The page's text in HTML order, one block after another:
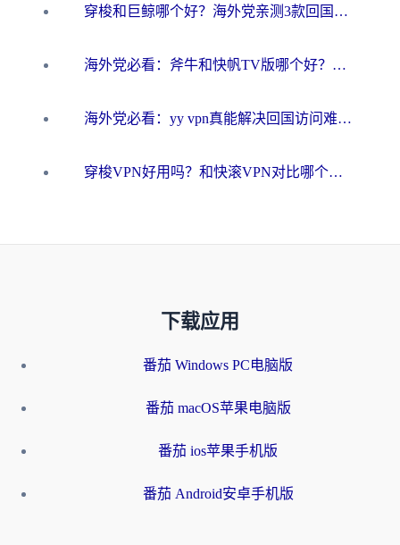
穿梭和巨鲸哪个好？海外党亲测3款回国加速器，教你避开90%的坑
海外党必看：斧牛和快帆TV版哪个好？3分钟选对回国加速器，无缝刷B站、追热剧
海外党必看：yy vpn真能解决回国访问难题？附云极initap测评+免费方案对比
穿梭VPN好用吗？和快滚VPN对比哪个回国效果更好？海外党选回国加速器必看指南
下载应用
番茄 Windows PC电脑版
番茄 macOS苹果电脑版
番茄 ios苹果手机版
番茄 Android安卓手机版